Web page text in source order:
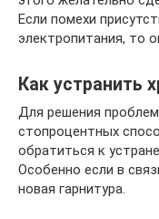
Если помехи
электропитания, то
Как устранить
Для решения
стопроцентных
обратиться к
Особенно если в
новая гарнитура.